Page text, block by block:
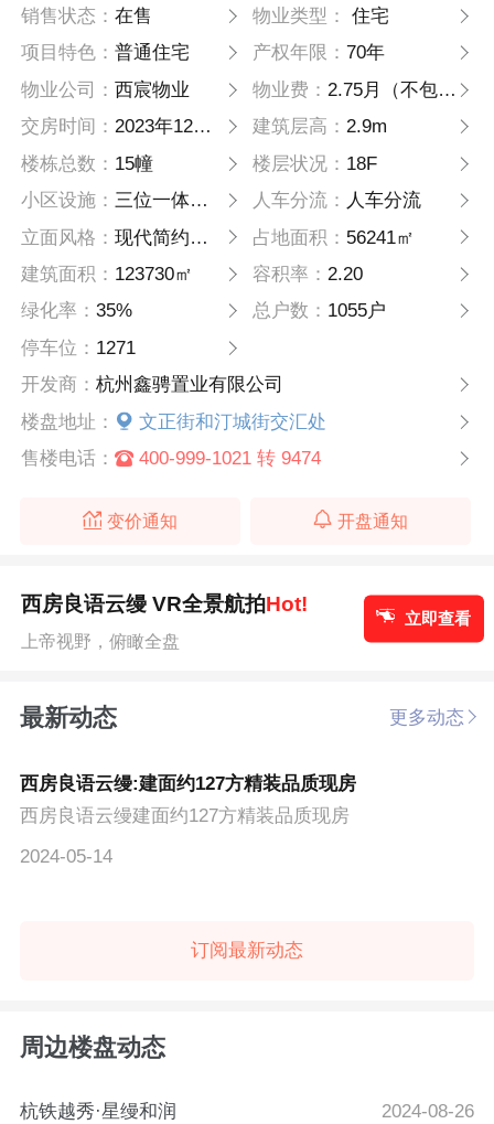
销售状态：在售 物业类型：
住宅
项目特色：普通住宅 产权年限： 70年
物业公司：西宸物业 物业费： 2.75月（不包含能耗）
交房时间：2023年12月31日 建筑层高： 2.9m
楼栋总数： 15幢 楼层状况： 18F
小区设施：三位一体的健康跑道 人车分流： 人车分流
立面风格：现代简约风格 占地面积： 56241㎡
建筑面积： 123730㎡ 容积率： 2.20
绿化率：35% 总户数： 1055户
停车位： 1271
开发商：杭州鑫骋置业有限公司
楼盘地址：
文正街和汀城街交汇处
售楼电话：
400-999-1021 转 9474
变价通知 开盘通知
西房良语云缦 VR全景航拍Hot!
上帝视野，俯瞰全盘
立即查看
最新动态 更多动态
西房良语云缦:建面约127方精装品质现房
西房良语云缦建面约127方精装品质现房
2024-05-14
订阅最新动态
周边楼盘动态
杭铁越秀·星缦和润
2024-08-26